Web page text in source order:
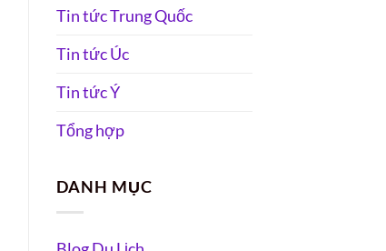
Tin tức Trung Quốc
Tin tức Úc
Tin tức Ý
Tổng hợp
DANH MỤC